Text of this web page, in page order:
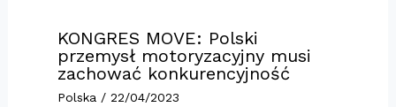
KONGRES MOVE: Polski
przemysł motoryzacyjny musi
zachować konkurencyjność
Polska/ 22/04/2023